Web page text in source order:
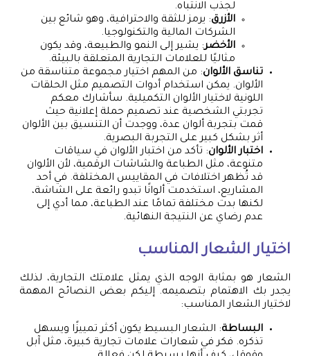
لجذب الانتباه.
الأزرق: يرمز للثقة والاحترافية، وهو شائع بين
الشركات المالية والتكنولوجيا.
الأخضر: يشير إلى النمو والطبيعة، وقد يكون
مثاليًا للعلامات التجارية المتعلقة بالبيئة.
تناسق الألوان: من المهم اختيار مجموعة متناسقة من
الألوان. يمكن استخدام أدوات التصميم مثل الحلقات
اللونية لاختيار الألوان التكميلية. سأشارك معكم
تجربتي الشخصية عند تصميم حملة إعلانية حيث
قمت بتجربة ألوان عدة، ووجدت أن التنسيق بين الألوان
أثر بشكل كبير على التجربة البصرية.
اختبار الألوان: تأكد من اختبار الألوان في سياقات
متنوعة، مثل الطباعة والشاشات الرقمية، لأن الألوان
قد تُظهر اختلافات في المقاييس المختلفة. في أحد
المشاريع، استخدمت ألوانًا تبدو رائعة على الشاشة،
لكنها بدت مختلفة تمامًا عند الطباعة، مما أدي إلى
عدم رضاي عن النتيجة النهائية.
اختيار الشعار المناسب
الشعار هو بمثابة الوجه الذي يمثل علامتك التجارية، لذلك
يجدر بك الاهتمام بتصميمه. إليكم بعض النصائح المهمة
لاختيار الشعار المناسب:
البساطة: الشعار البسيط يكون أكثر تمييزًا ويسهل
تذكره. فكر في شعارات علامات تجارية كبيرة، مثل آبل